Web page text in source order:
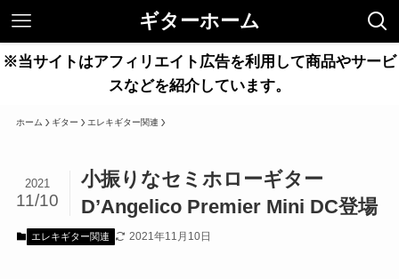
ギターホーム
※当サイトはアフィリエイト広告を利用して商品やサービ
スなどを紹介しています。
ホーム ギター エレキギター関連
小振りなセミホローギター
D’Angelico Premier Mini DC登場
2021
11/10
エレキギター関連 2021年11月10日